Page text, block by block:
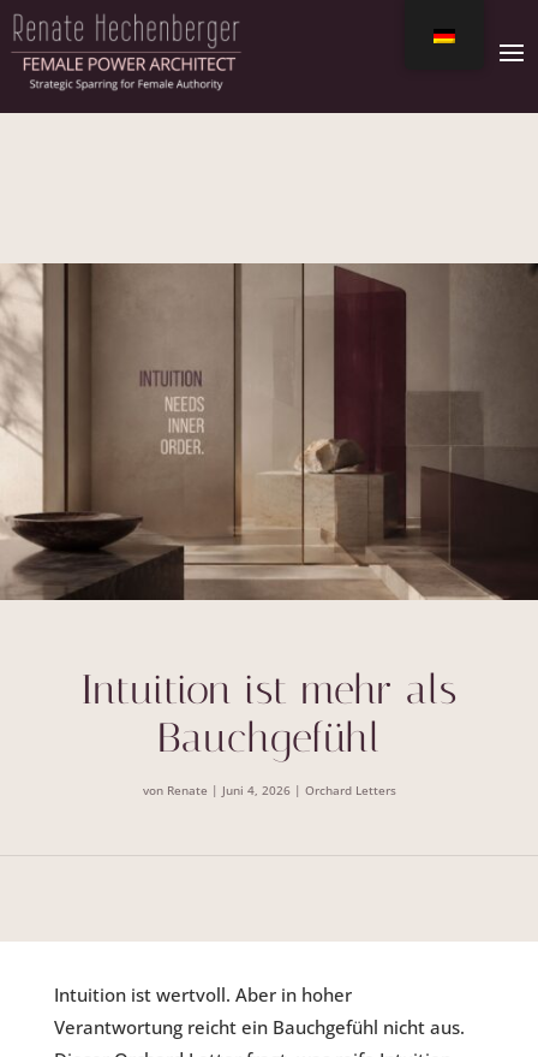
Intuition ist mehr als
Bauchgefühl
von Renate | Juni 4, 2026| Orchard Letters
Intuition ist wertvoll. Aber in hoher
Verantwortung reicht ein Bauchgefühl nicht aus.